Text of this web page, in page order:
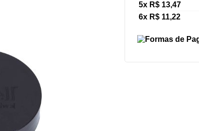
5x R$ 13,47
6x R$ 11,22